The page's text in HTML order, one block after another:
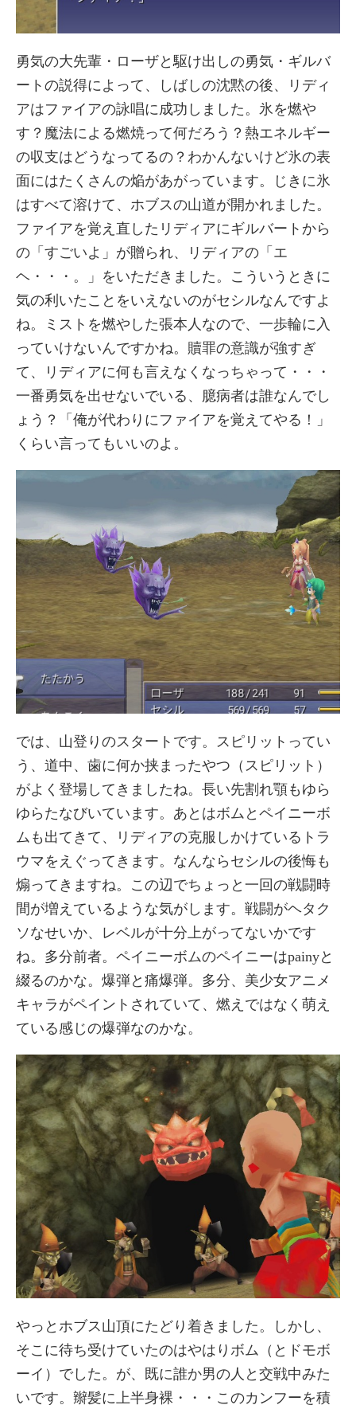
勇気の大先輩・ローザと駆け出しの勇気・ギルバ
ートの説得によって、しばしの沈黙の後、リディ
アはファイアの詠唱に成功しました。氷を燃や
す？魔法による燃焼って何だろう？熱エネルギー
の収支はどうなってるの？わかんないけど氷の表
面にはたくさんの焔があがっています。じきに氷
はすべて溶けて、ホブスの山道が開かれました。
ファイアを覚え直したリディアにギルバートから
の「すごいよ」が贈られ、リディアの「エ
ヘ・・・。」をいただきました。こういうときに
気の利いたことをいえないのがセシルなんですよ
ね。ミストを燃やした張本人なので、一歩輪に入
っていけないんですかね。贖罪の意識が強すぎ
て、リディアに何も言えなくなっちゃって・・・
一番勇気を出せないでいる、臆病者は誰なんでし
ょう？「俺が代わりにファイアを覚えてやる！」
くらい言ってもいいのよ。
では、山登りのスタートです。スピリットってい
う、道中、歯に何か挟まったやつ（スピリット）
がよく登場してきましたね。長い先割れ顎もゆら
ゆらたなびいています。あとはボムとペイニーボ
ムも出てきて、リディアの克服しかけているトラ
ウマをえぐってきます。なんならセシルの後悔も
煽ってきますね。この辺でちょっと一回の戦闘時
間が増えているような気がします。戦闘がヘタク
ソなせいか、レベルが十分上がってないかです
ね。多分前者。ペイニーボムのペイニーはpainyと
綴るのかな。爆弾と痛爆弾。多分、美少女アニメ
キャラがペイントされていて、燃えではなく萌え
ている感じの爆弾なのかな。
やっとホブス山頂にたどり着きました。しかし、
そこに待ち受けていたのはやはりボム（とドモボ
ーイ）でした。が、既に誰か男の人と交戦中みた
いです。辮髪に上半身裸・・・このカンフーを積